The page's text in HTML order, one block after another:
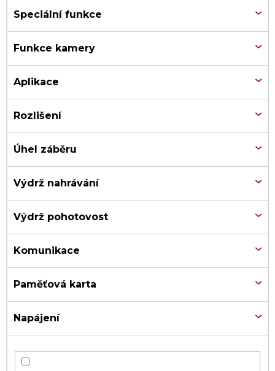
Speciální funkce
Funkce kamery
Aplikace
Rozlišení
Úhel záběru
Výdrž nahrávání
Výdrž pohotovost
Komunikace
Paměťová karta
Napájení